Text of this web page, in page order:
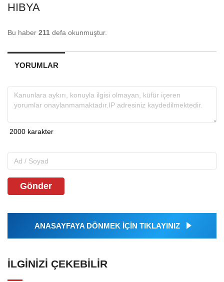
HIBYA
Bu haber 211 defa okunmuştur.
YORUMLAR
Gönder
ANASAYFAYA DÖNMEK İÇİN TIKLAYINIZ
İLGINIZI ÇEKEBILIR